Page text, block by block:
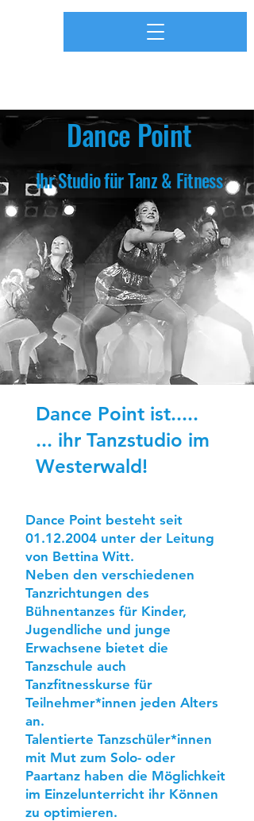
Dance Point
Ihr Studio für Tanz & Fitness
Dance Point ist.....
... ihr Tanzstudio im
Westerwald!
Dance Point besteht seit
01.12.2004 unter der Leitung
von Bettina Witt.
Neben den verschiedenen
Tanzrichtungen des
Bühnentanzes für Kinder,
Jugendliche und junge
Erwachsene bietet die
Tanzschule auch
Tanzfitnesskurse für
Teilnehmer*innen jeden Alters
an.
Talentierte Tanzschüler*innen
mit Mut zum Solo- oder
Paartanz haben die Möglichkeit
im Einzelunterricht ihr Können
zu optimieren.